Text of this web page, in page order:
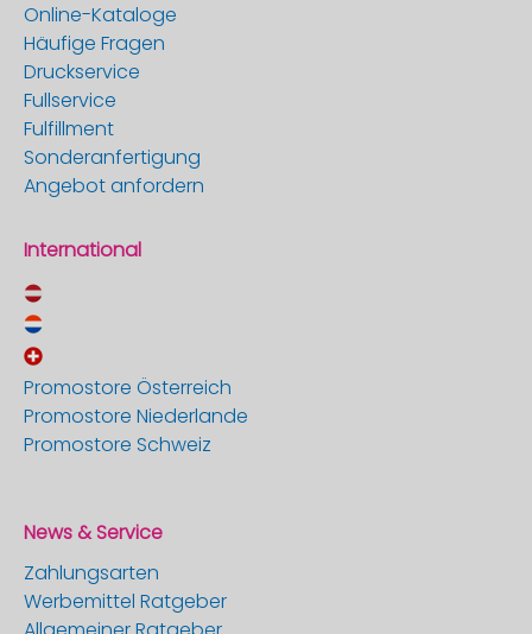
Online-Kataloge
Häufige Fragen
Druckservice
Fullservice
Fulfillment
Sonderanfertigung
Angebot anfordern
International
Promostore Österreich
Promostore Niederlande
Promostore Schweiz
News & Service
Zahlungsarten
Werbemittel Ratgeber